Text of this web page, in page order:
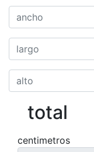
total
centimetros